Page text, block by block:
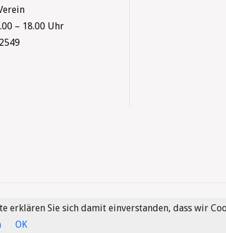
– 18.00 Uhr
Sie sich damit einverstanden, dass wir
OK